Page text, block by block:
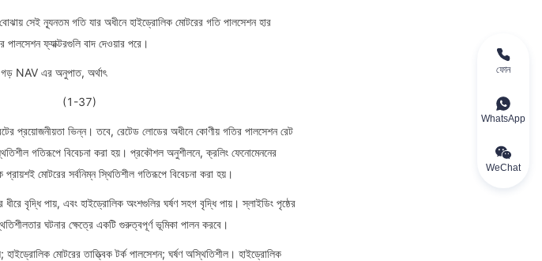
সেই ন্যূনতম গতি যার অধীনে হাইড্রোলিক মোটরের গতি পালসেশন হার
ফ্যাক্টরগুলি বাদ দেওয়ার পরে।
গড় NAV এর অনুপাত, অর্থাৎ
(1-37)
প্রয়োজনীয়তা ভিন্ন। তবে, রেটেড লোডের অধীনে কোণীয় গতির পালসেশন রেট
গতিরূপে বিবেচনা করা হয়। প্রকৌশল অনুশীলনে, ক্রলিং ফেনোমেননের
মোটরের সর্বনিম্ন স্থিতিশীল গতিরূপে বিবেচনা করা হয়।
বৃদ্ধি পায়, এবং হাইড্রোলিক অংশগুলির ঘর্ষণ সহগ বৃদ্ধি পায়। স্লাইডিং পৃষ্ঠের
ঘটনার ক্ষেত্রে একটি গুরুত্বপূর্ণ ভূমিকা পালন করবে।
মোটরের তাত্ত্বিক টর্ক পালসেশন; ঘর্ষণ অস্থিতিশীল। হাইড্রোলিক
ফোন
WhatsApp
WeChat